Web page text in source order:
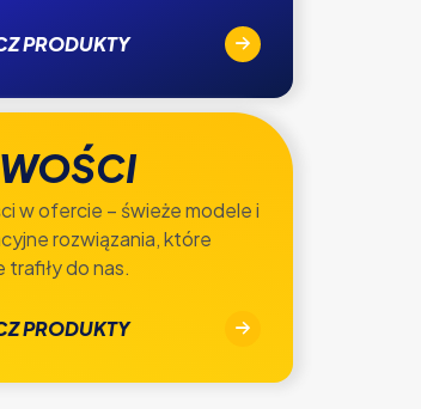
PRODUKTY
w ofercie – świeże modele i
rozwiązania, które
trafiły do nas.
PRODUKTY